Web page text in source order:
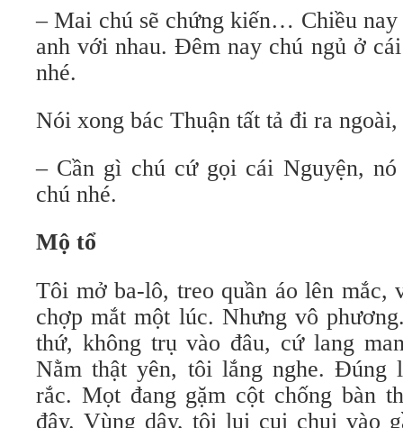
– Mai chú sẽ chứng kiến… Chiều nay
anh với nhau. Đêm nay chú ngủ ở
nhé.
Nói xong bác Thuận tất tả đi ra
– Cần gì chú cứ gọi cái Nguyện, nó
chú nhé.
Mộ tổ
Tôi mở ba-lô, treo quần áo lên mắc,
chợp mắt một lúc. Nhưng vô
thứ, không trụ vào đâu, cứ lang
Nằm thật yên, tôi lắng nghe. Đúng
rắc. Mọt đang gặm cột chống bàn
đây. Vùng dậy, tôi lui cui chui vào